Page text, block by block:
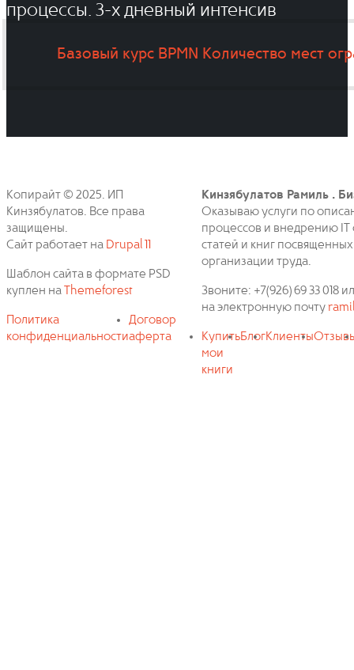
процессы. 3-x дневный интенсив
Базовый курс BPMN Количество мест
Копирайт © 2025. ИП
Кинзябулатов. Все права
защищены.
Сайт работает на Drupal 11
Шаблон сайта в формате PSD
куплен на
Themeforest
Политика
конфиденциальности
Договор
аферта
Кинзябулатов Рамиль .
Оказываю услуги по
процессов и внедрению IT
статей и книг
организации труда.
Звоните: +7(926) 69 33 018
на электронную почту
Купить
мои
книги
БлогКлиенты